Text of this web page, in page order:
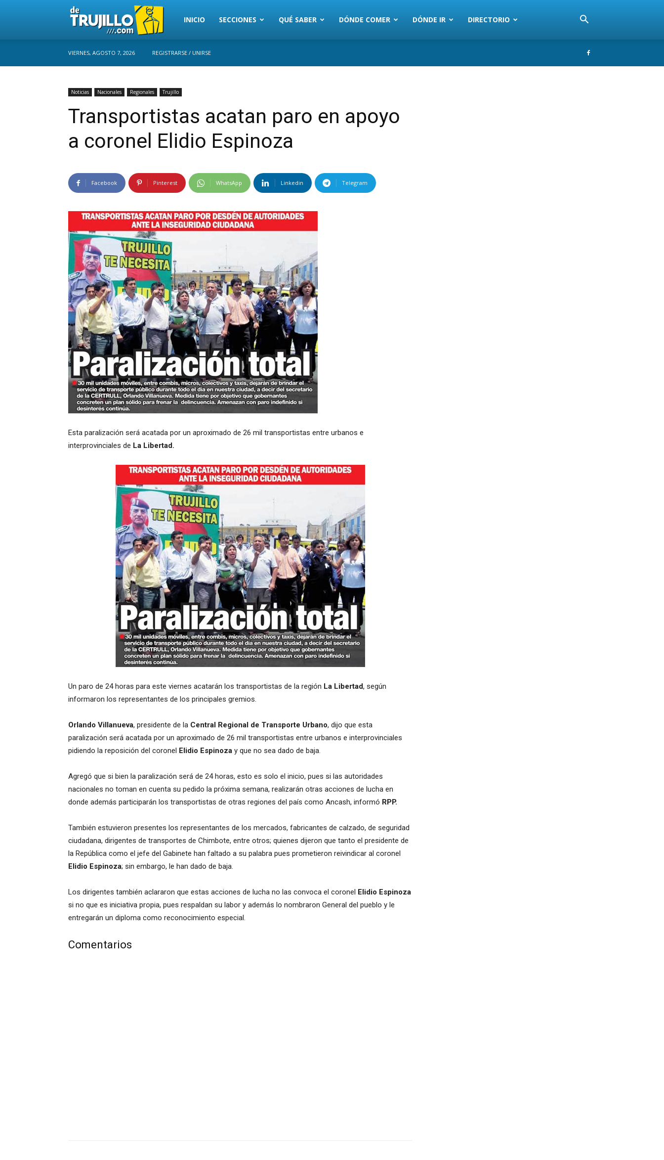
Trujillo
INICIO SECCIONES QUÉ SABER DÓNDE COMER DÓNDE IR DIRECTORIO
VIERNES, AGOSTO 7, 2026 REGISTRARSE / UNIRSE
Noticias Nacionales Regionales Trujillo
Transportistas acatan paro en apoyo
a coronel Elidio Espinoza
Facebook Pinterest WhatsApp Linkedin Telegram
Esta paralización será acatada por un aproximado de 26 mil transportistas entre urbanos e
interprovinciales de La Libertad.
Un paro de 24 horas para este viernes acatarán los transportistas de la región La Libertad, según
informaron los representantes de los principales gremios.
Orlando Villanueva, presidente de la Central Regional de Transporte Urbano, dijo que esta
paralización será acatada por un aproximado de 26 mil transportistas entre urbanos e interprovinciales
pidiendo la reposición del coronel Elidio Espinoza y que no sea dado de baja.
Agregó que si bien la paralización será de 24 horas, esto es solo el inicio, pues si las autoridades
nacionales no toman en cuenta su pedido la próxima semana, realizarán otras acciones de lucha en
donde además participarán los transportistas de otras regiones del país como Ancash, informó RPP.
También estuvieron presentes los representantes de los mercados, fabricantes de calzado, de seguridad
ciudadana, dirigentes de transportes de Chimbote, entre otros; quienes dijeron que tanto el presidente de
la República como el jefe del Gabinete han faltado a su palabra pues prometieron reivindicar al coronel
Elidio Espinoza; sin embargo, le han dado de baja.
Los dirigentes también aclararon que estas acciones de lucha no las convoca el coronel Elidio Espinoza
si no que es iniciativa propia, pues respaldan su labor y además lo nombraron General del pueblo y le
entregarán un diploma como reconocimiento especial.
Comentarios